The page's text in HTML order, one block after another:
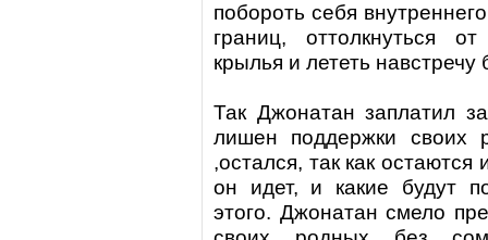
побороть себя
границ, оттолкнуться
крылья и лететь
Так Джонатан заплатил
лишен поддержки своих
,остался, так как
он идет, и какие будут
этого. Джонатан смело